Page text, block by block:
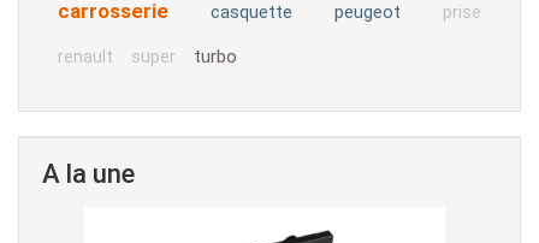
carrosserie casquette peugeot prise
renault super turbo
A la une